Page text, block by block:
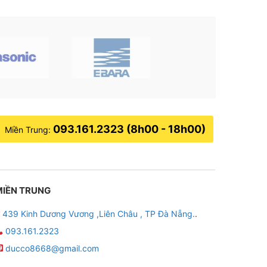
Miền Trung: 093.161.2323 (8h00 - 18h00)
TRUNG
439 Kinh Dương Vương ,Liên Châu , TP Đà Nẵng..
093.161.2323
ducco8668@gmail.com